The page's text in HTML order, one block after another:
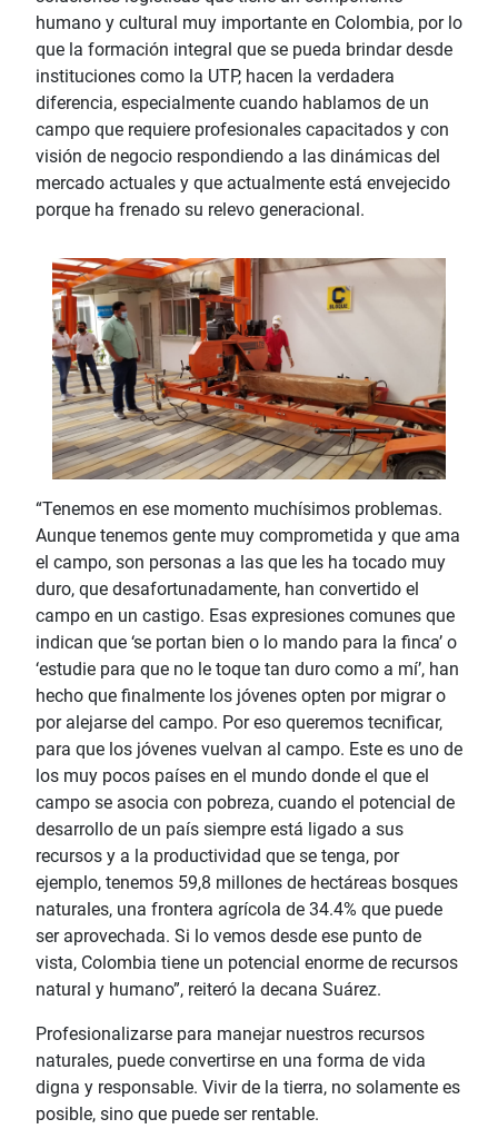
humano y cultural muy importante en Colombia, por lo
que la formación integral que se pueda brindar desde
instituciones como la UTP, hacen la verdadera
diferencia, especialmente cuando hablamos de un
campo que requiere profesionales capacitados y con
visión de negocio respondiendo a las dinámicas del
mercado actuales y que actualmente está envejecido
porque ha frenado su relevo generacional.
“Tenemos en ese momento muchísimos problemas.
Aunque tenemos gente muy comprometida y que ama
el campo, son personas a las que les ha tocado muy
duro, que desafortunadamente, han convertido el
campo en un castigo. Esas expresiones comunes que
indican que ‘se portan bien o lo mando para la finca’ o
‘estudie para que no le toque tan duro como a mí’, han
hecho que finalmente los jóvenes opten por migrar o
por alejarse del campo. Por eso queremos tecnificar,
para que los jóvenes vuelvan al campo. Este es uno de
los muy pocos países en el mundo donde el que el
campo se asocia con pobreza, cuando el potencial de
desarrollo de un país siempre está ligado a sus
recursos y a la productividad que se tenga, por
ejemplo, tenemos 59,8 millones de hectáreas bosques
naturales, una frontera agrícola de 34.4% que puede
ser aprovechada. Si lo vemos desde ese punto de
vista, Colombia tiene un potencial enorme de recursos
natural y humano”, reiteró la decana Suárez.
Profesionalizarse para manejar nuestros recursos
naturales, puede convertirse en una forma de vida
digna y responsable. Vivir de la tierra, no solamente es
posible, sino que puede ser rentable.